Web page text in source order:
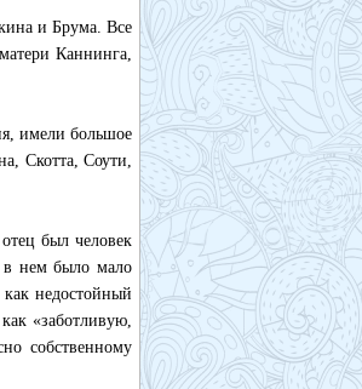
и Брума. Все
Каннинга,
имели большое
Скотта, Соути,
был человек
в нем было мало
недостойный
«заботливую,
собственному